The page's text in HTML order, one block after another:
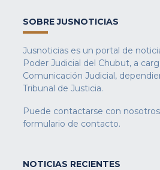
SOBRE JUSNOTICIAS
Jusnoticias es un portal de
Poder Judicial del Chubut, a
Comunicación Judicial,
Tribunal de Justicia.
Puede contactarse con
formulario de contacto.
NOTICIAS RECIENTES